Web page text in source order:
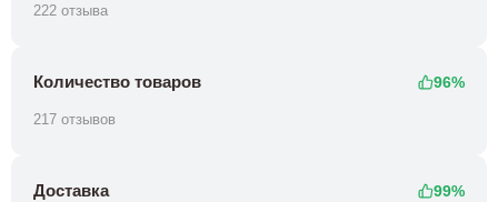
222 отзыва
Количество товаров 96%
217 отзывов
Доставка 99%